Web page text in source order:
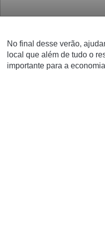
No final desse verão,
local que além de tudo o
importante para a